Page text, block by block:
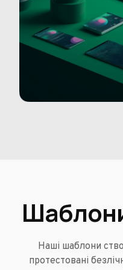
Наші шаблони
протестовані